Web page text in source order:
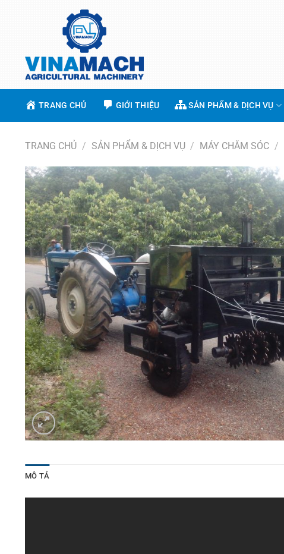
TRANG CHỦ GIỚI THIỆU SẢN PHẨM & DỊCH VỤ
TRANG CHỦ / SẢN PHẨM & DỊCH VỤ / MÁY CHĂM SÓC /
MÔ TẢ